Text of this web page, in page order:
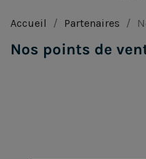
Accueil Partenaires
Nos points de